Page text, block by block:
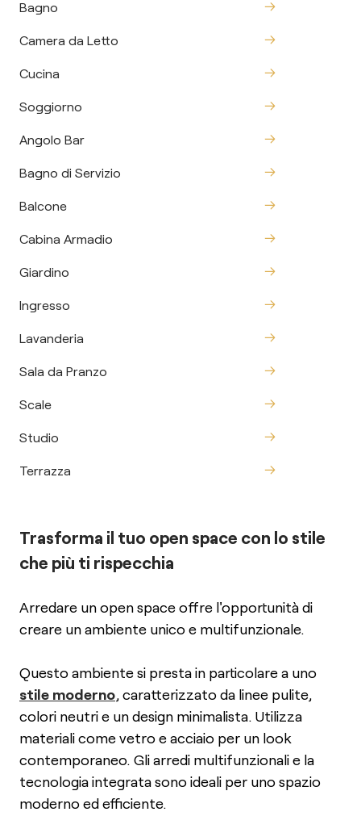
Bagno
Camera da Letto
Cucina
Soggiorno
Angolo Bar
Bagno di Servizio
Balcone
Cabina Armadio
Giardino
Ingresso
Lavanderia
Sala da Pranzo
Scale
Studio
Terrazza
Trasforma il tuo open space con lo stile
che più ti rispecchia
Arredare un open space offre l'opportunità di
creare un ambiente unico e multifunzionale.
Questo ambiente si presta in particolare a uno
stile moderno, caratterizzato da linee pulite,
colori neutri e un design minimalista. Utilizza
materiali come vetro e acciaio per un look
contemporaneo. Gli arredi multifunzionali e la
tecnologia integrata sono ideali per uno spazio
moderno ed efficiente.